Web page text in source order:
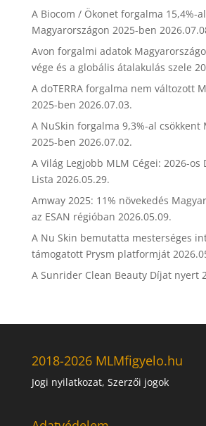
A Biocom / Ökonet forgalma 15,4%-
Magyarországon 2025-ben
Avon forgalmi adatok
vége és a globális átalakulás szele
A doTERRA forgalma nem változott
2025-ben 2026.07.03.
A NuSkin forgalma 9,3%-al csökkent
2025-ben 2026.07.02.
A Világ Legjobb MLM Cégei: 2026-os
Lista 2026.05.29.
Amway 2025: 11% növekedés
az ESAN régióban 2026.05.09.
A Nu Skin bemutatta mesterséges
támogatott Prysm platformját
A Sunrider Clean Beauty Díjat nyert
2018-2026 MLMfigyelo.hu
Jogi nyilatkozat, Szerzői jogok